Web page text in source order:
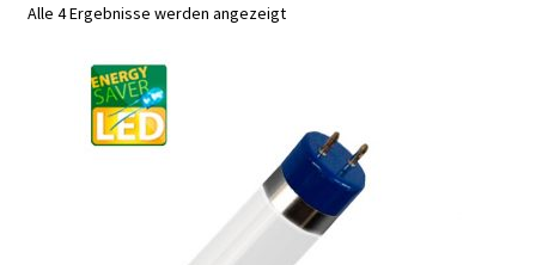
Alle 4 Ergebnisse werden angezeigt